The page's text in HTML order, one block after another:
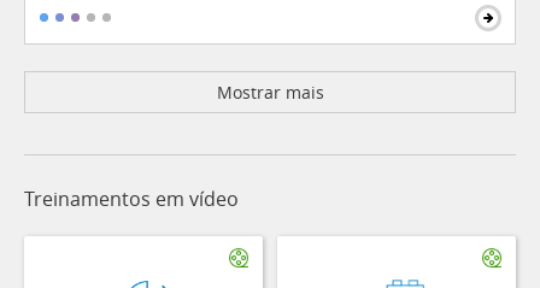
Mostrar mais
Treinamentos em vídeo